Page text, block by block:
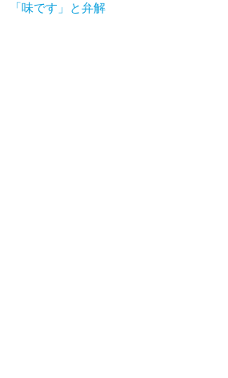
「味です」と弁解